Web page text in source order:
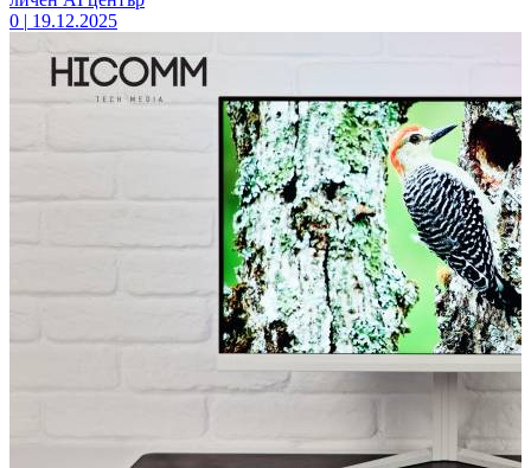
0 | 19.12.2025